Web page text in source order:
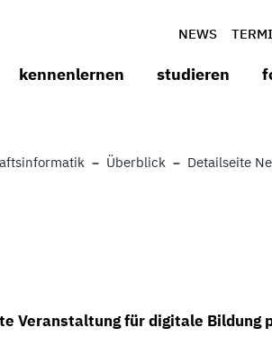
NEWS
kennenlernen studieren
Überblick Detailseite
Veranstaltung für digitale